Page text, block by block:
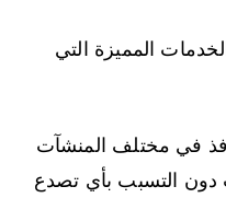
المميزة التي
في مختلف المنشآت
دون التسبب بأي تصدع